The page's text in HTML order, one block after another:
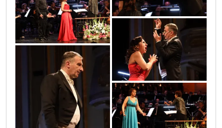
0o3a0425
0o3a0169
0o3a0197 0o3a0395